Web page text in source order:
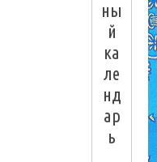
ны
й
ка
ле
нд
ар
ь